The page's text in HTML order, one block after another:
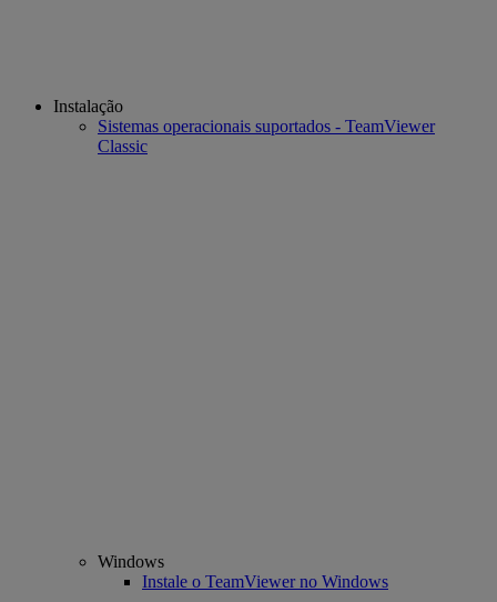
Instalação
Sistemas operacionais suportados - TeamViewer
Classic
Windows
Instale o TeamViewer no Windows